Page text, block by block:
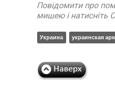
Повідомити про
мишею і натисніть
Украина украинская